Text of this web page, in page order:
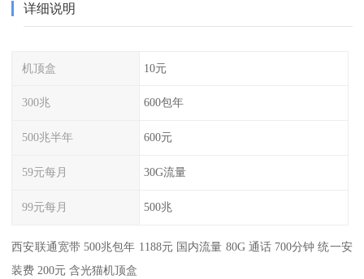
详细说明
机顶盒 10元
300兆 600包年
500兆半年 600元
59元每月 30G流量
99元每月 500兆
西安联通宽带 500兆包年 1188元 国内流量 80G 通话 700分钟 统一安
装费 200元 含光猫机顶盒